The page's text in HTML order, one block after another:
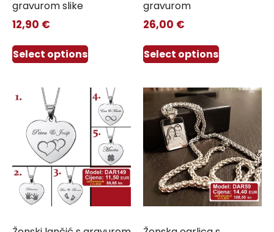
gravurom slike
12,90 €
Select options
gravurom
26,00 €
Select options